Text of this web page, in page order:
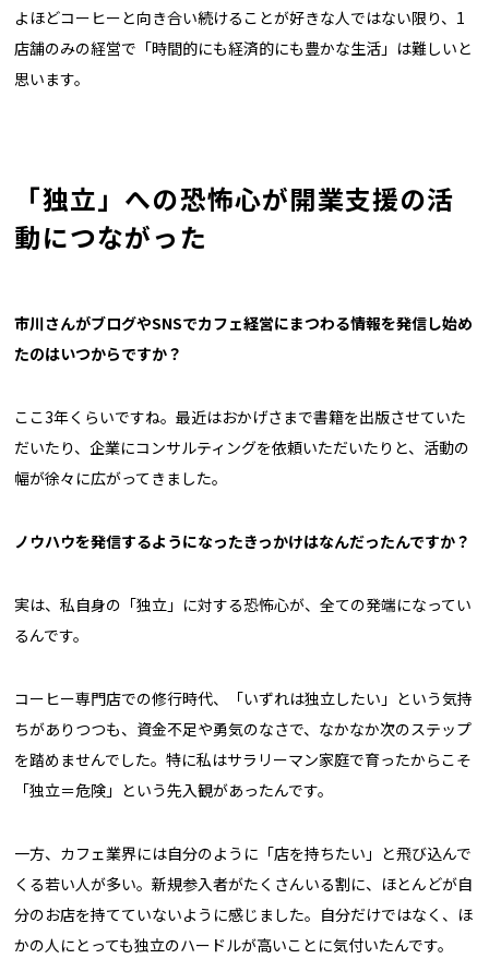
よほどコーヒーと向き合い続けることが好きな人ではない限り、1
店舗のみの経営で「時間的にも経済的にも豊かな生活」は難しいと
思います。
「独立」への恐怖心が開業支援の活
動につながった
――市川さんがブログやSNSでカフェ経営にまつわる情報を発信し始め
たのはいつからですか？
ここ3年くらいですね。最近はおかげさまで書籍を出版させていた
だいたり、企業にコンサルティングを依頼いただいたりと、活動の
幅が徐々に広がってきました。
――ノウハウを発信するようになったきっかけはなんだったんですか？
実は、私自身の「独立」に対する恐怖心が、全ての発端になってい
るんです。
コーヒー専門店での修行時代、「いずれは独立したい」という気持
ちがありつつも、資金不足や勇気のなさで、なかなか次のステップ
を踏めませんでした。特に私はサラリーマン家庭で育ったからこそ
「独立＝危険」という先入観があったんです。
一方、カフェ業界には自分のように「店を持ちたい」と飛び込んで
くる若い人が多い。新規参入者がたくさんいる割に、ほとんどが自
分のお店を持てていないように感じました。自分だけではなく、ほ
かの人にとっても独立のハードルが高いことに気付いたんです。